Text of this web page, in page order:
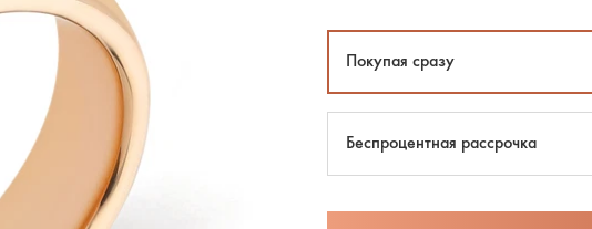
Покупая сразу
Беспроцентная рассрочка